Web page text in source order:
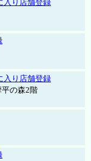
入り店舗登録
入り店舗登録
の森2階